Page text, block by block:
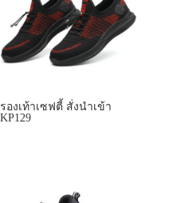
รองเท้าเซฟตี้ สั่งนำเข้า
KP129